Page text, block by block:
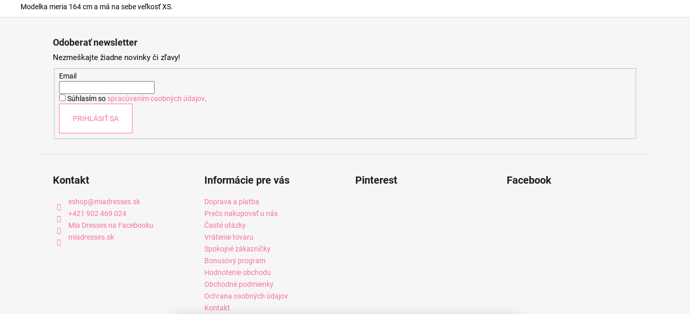
Modelka meria 164 cm a má na sebe veľkosť XS.
Odoberať newsletter
Nezmeškajte žiadne novinky či zľavy!
Email
Súhlasím so spracúvaním osobných údajov.
PRIHLÁSIŤ SA
Kontakt
eshop@miadresses.sk
+421 902 469 024
Mia Dresses na Facebooku
miadresses.sk
Informácie pre vás
Doprava a platba
Prečo nakupovať u nás
Časté otázky
Vrátenie tovaru
Spokojné zákazníčky
Bonusový program
Hodnotenie obchodu
Obchodné podmienky
Ochrana osobných údajov
Kontakt
Pinterest Facebook